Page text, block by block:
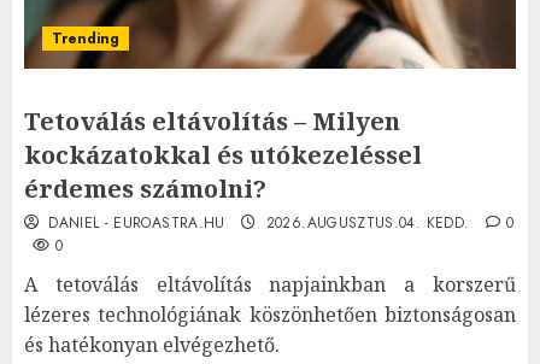
Trending
Tetoválás eltávolítás – Milyen
kockázatokkal és utókezeléssel
érdemes számolni?
DANIEL - EUROASTRA.HU 2026.AUGUSZTUS.04. KEDD.
0
0
A tetoválás eltávolítás napjainkban a korszerű
lézeres technológiának köszönhetően biztonságosan
és hatékonyan elvégezhető.